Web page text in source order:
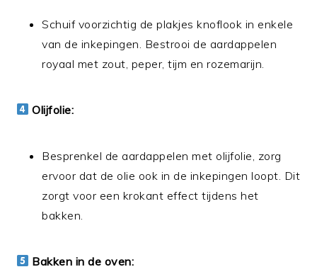
Schuif voorzichtig de plakjes knoflook in enkele
van de inkepingen. Bestrooi de aardappelen
royaal met zout, peper, tijm en rozemarijn.
Olijfolie:
Besprenkel de aardappelen met olijfolie, zorg
ervoor dat de olie ook in de inkepingen loopt. Dit
zorgt voor een krokant effect tijdens het
bakken.
Bakken in de oven: